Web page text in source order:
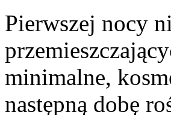
Pierwszej nocy
minimalne,
następną dobę